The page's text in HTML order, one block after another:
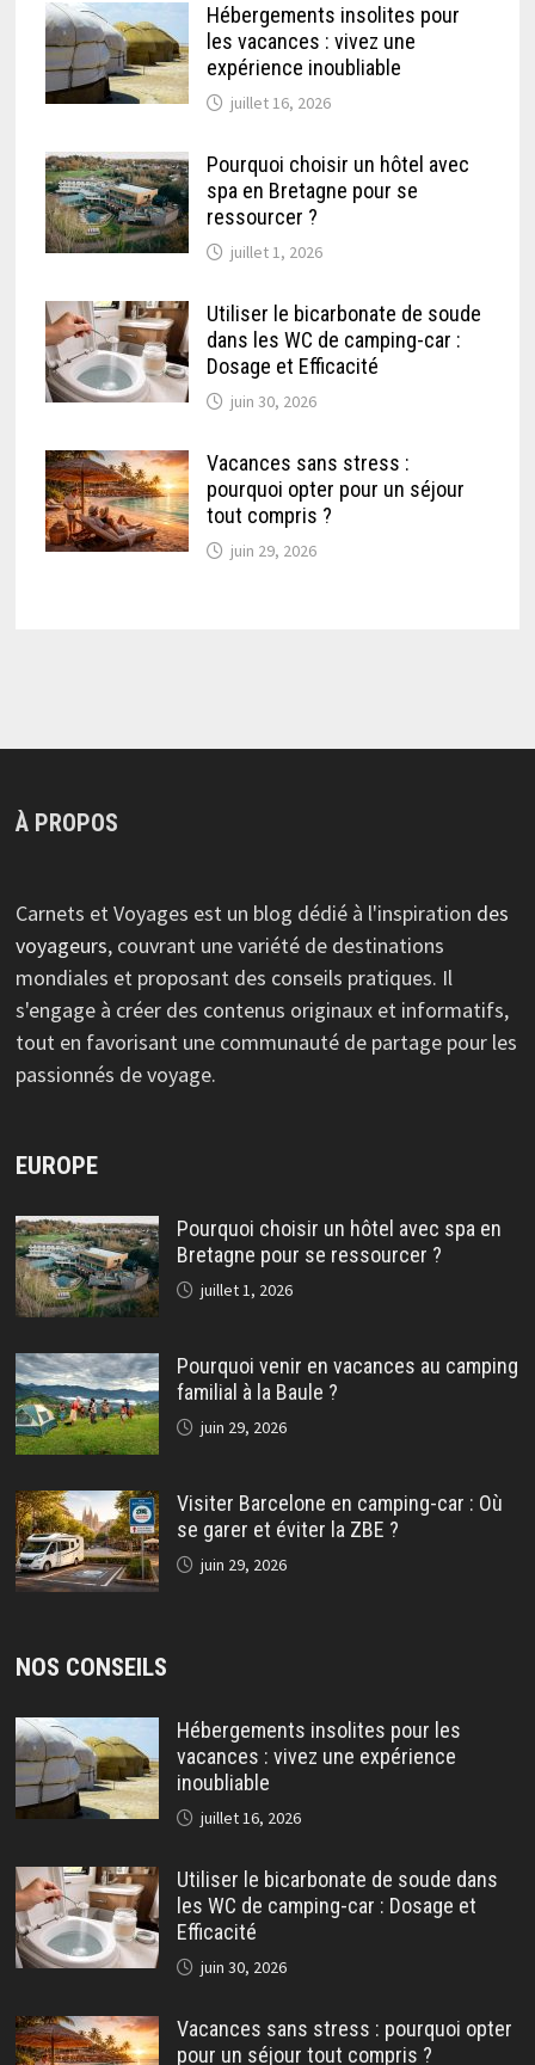
Hébergements insolites pour
les vacances : vivez une
expérience inoubliable
juillet 16, 2026
Pourquoi choisir un hôtel avec
spa en Bretagne pour se
ressourcer ?
juillet 1, 2026
Utiliser le bicarbonate de soude
dans les WC de camping-car :
Dosage et Efficacité
juin 30, 2026
Vacances sans stress :
pourquoi opter pour un séjour
tout compris ?
juin 29, 2026
À PROPOS
Carnets et Voyages est un blog dédié à l'inspiration des
voyageurs, couvrant une variété de destinations
mondiales et proposant des conseils pratiques. Il
s'engage à créer des contenus originaux et informatifs,
tout en favorisant une communauté de partage pour les
passionnés de voyage.
EUROPE
Pourquoi choisir un hôtel avec spa en
Bretagne pour se ressourcer ?
juillet 1, 2026
Pourquoi venir en vacances au camping
familial à la Baule ?
juin 29, 2026
Visiter Barcelone en camping-car : Où
se garer et éviter la ZBE ?
juin 29, 2026
NOS CONSEILS
Hébergements insolites pour les
vacances : vivez une expérience
inoubliable
juillet 16, 2026
Utiliser le bicarbonate de soude dans
les WC de camping-car : Dosage et
Efficacité
juin 30, 2026
Vacances sans stress : pourquoi opter
pour un séjour tout compris ?